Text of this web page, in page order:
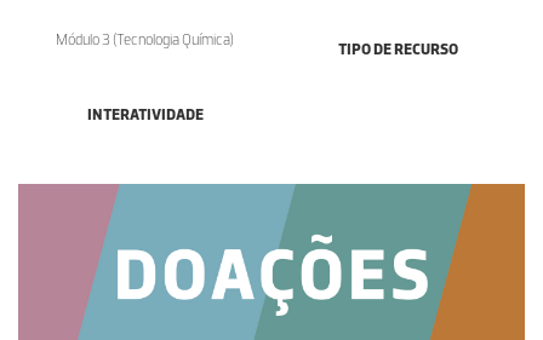
Módulo 3 (Tecnologia Química)
TIPO DE RECURSO
INTERATIVIDADE